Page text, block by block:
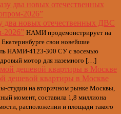
два новых отечественных ДВС
2026” НАМИ продемонстрирует на
свои новейшие
НАМИ-4123-300 СУ с восемью
мотор для наземного […]
дешевой квартиры в Москве
студии на вторичном рынке Москвы,
момент, составила 1,8 миллиона
расположении и площади такого